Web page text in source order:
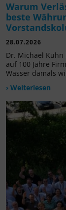
Warum
beste
28.07.2026
Dr. Michael
auf 100 Jahre
Wasser damals
› Weiterlesen